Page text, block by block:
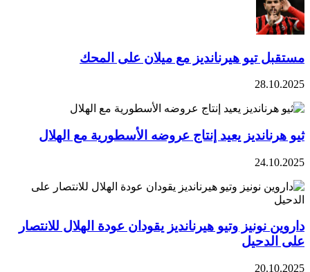
مستقبل تيو هيرنانديز مع ميلان على المحك
28.10.2025
ثيو هرنانديز يعيد إنتاج عروضه الأسطورية مع الهلال
24.10.2025
داروين نونيز وتيو هيرنانديز يقودان عودة الهلال للانتصار
على الدحيل
20.10.2025